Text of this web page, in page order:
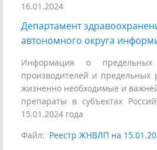
16.01.2024
Департамент
автономного округа
Информация о предельных
производителей и предельных
жизненно необходимые и
препараты в субъектах
15.01.2024 года
Файл: Реестр ЖНВЛП на